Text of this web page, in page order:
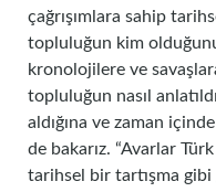
çağrışımlara sahip
topluluğun kim olduğunu
kronolojilere ve
topluluğun nasıl
aldığına ve zaman
de bakarız. “Avarlar
tarihsel bir tartışma